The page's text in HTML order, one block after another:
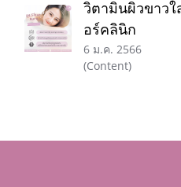
วิตามินผิวขาวใ
อร์คลินิก
6 ม.ค. 2566
(Content)